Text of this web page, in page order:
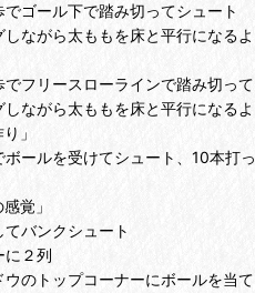
下で踏み切ってシュート
もを床と平行になるよう
ローラインで踏み切って
もを床と平行になるよう
」
けてシュート、10本打っ
覚」
バンクシュート
列
コーナーにボールを当て